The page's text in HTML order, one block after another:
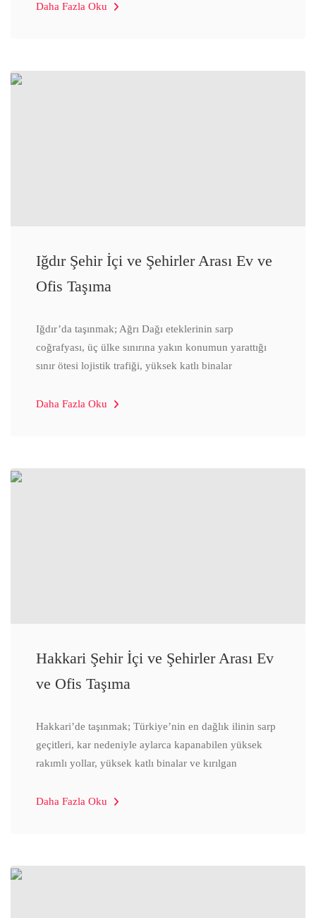
Daha Fazla Oku
Iğdır Şehir İçi ve Şehirler Arası Ev ve
Ofis Taşıma
Iğdır’da taşınmak; Ağrı Dağı eteklerinin sarp
coğrafyası, üç ülke sınırına yakın konumun yarattığı
sınır ötesi lojistik trafiği, yüksek katlı binalar
Daha Fazla Oku
Hakkari Şehir İçi ve Şehirler Arası Ev
ve Ofis Taşıma
Hakkari’de taşınmak; Türkiye’nin en dağlık ilinin sarp
geçitleri, kar nedeniyle aylarca kapanabilen yüksek
rakımlı yollar, yüksek katlı binalar ve kırılgan
Daha Fazla Oku